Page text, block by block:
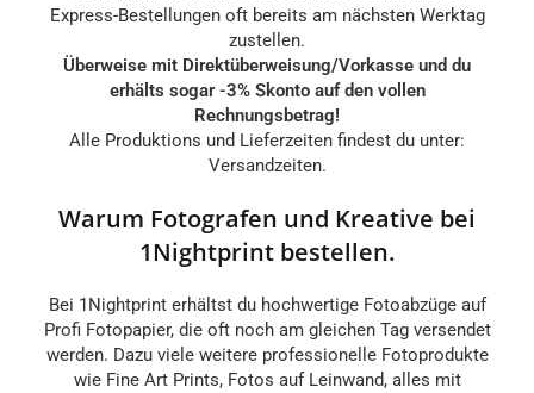
Express-Bestellungen oft bereits am nächsten Werktag
zustellen.
Überweise mit Direktüberweisung/Vorkasse und du
erhälts sogar -3% Skonto auf den vollen
Rechnungsbetrag!
Alle Produktions und Lieferzeiten findest du unter:
Versandzeiten.
Warum Fotografen und Kreative bei
1Nightprint bestellen.
Bei 1Nightprint erhältst du hochwertige Fotoabzüge auf
Profi Fotopapier, die oft noch am gleichen Tag versendet
werden. Dazu viele weitere professionelle Fotoprodukte
wie Fine Art Prints, Fotos auf Leinwand, alles mit